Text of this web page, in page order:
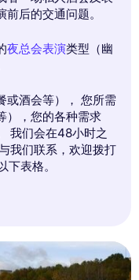
后的交通问题。
夜总会表演类型（幽
或酒会等）， 您所需
），您的各种需求
我们会在48小时之
我们联系，欢迎拨打
表格。